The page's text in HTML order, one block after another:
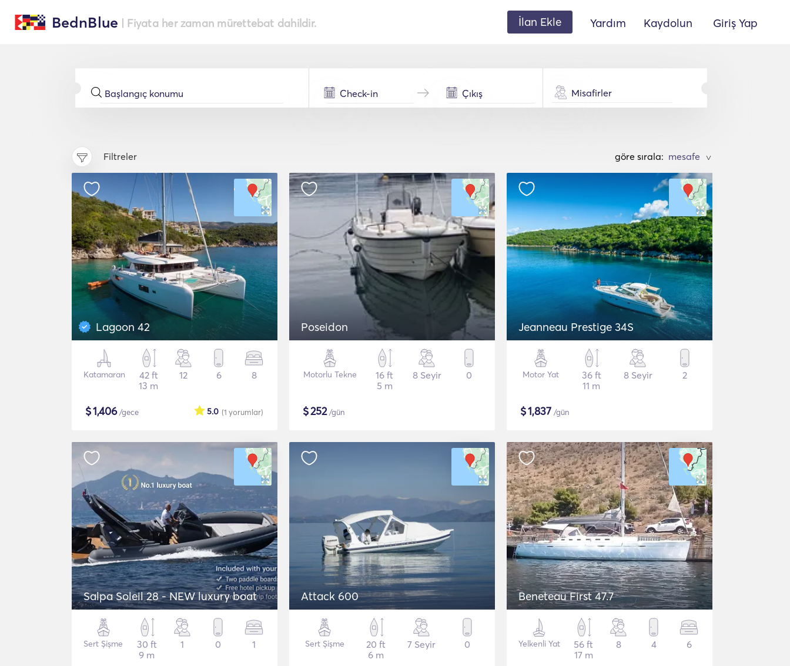
BednBlue | Fiyata her zaman mürettebat dahildir. İlan Ekle Yardım Kaydolun Giriş Yap
Misafirler
Filtreler göre sırala: >
Lagoon 42
Katamaran
42 ft
13 m
12 6 8
$1,406/gece (1 yorumlar)
5.0
Poseidon
Motorlu Tekne
16 ft
5 m
8 Seyir 0
$252/gün
Jeanneau Prestige 34S
Motor Yat
36 ft
11 m
8 Seyir 2
$1,837 /gün
Salpa Soleil 28 - NEW luxury boat
Sert Şişme
30 ft
9 m
1 0 1
Attack 600
Sert Şişme
20 ft
6 m
7 Seyir 0
Beneteau First 47.7
Yelkenli Yat
56 ft
17 m
8 4 6